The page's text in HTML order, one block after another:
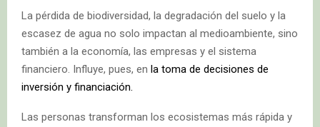
La pérdida de biodiversidad, la degradación del suelo y la
escasez de agua no solo impactan al medioambiente, sino
también a la economía, las empresas y el sistema
financiero. Influye, pues, en la toma de decisiones de
inversión y financiación.
Las personas transforman los ecosistemas más rápida y